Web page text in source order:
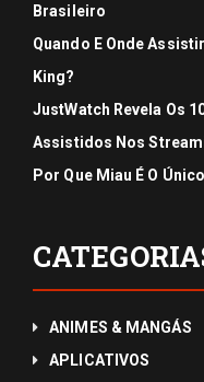
Brasileiro
Quando E Onde
King?
JustWatch Revela Os
Assistidos Nos
Por Que Miau É O
ANIMES & MANGÁS
APLICATIVOS